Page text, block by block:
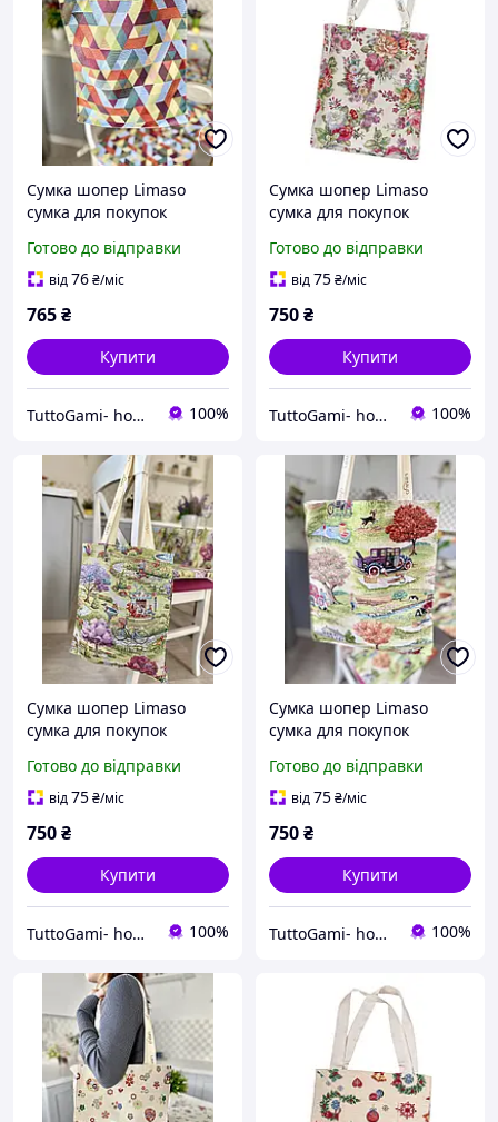
Сумка шопер Limaso
сумка для покупок
Готово до відправки
від76₴/міс
765₴
Купити
TuttoGami- home textiles 100%
Сумка шопер Limaso
сумка для покупок
Готово до відправки
від75₴/міс
750₴
Купити
TuttoGami- home textiles 100%
Сумка шопер Limaso
сумка для покупок
Готово до відправки
від75₴/міс
750₴
Купити
TuttoGami- home textiles 100%
Сумка шопер Limaso
сумка для покупок
Готово до відправки
від75₴/міс
750₴
Купити
TuttoGami- home textiles 100%